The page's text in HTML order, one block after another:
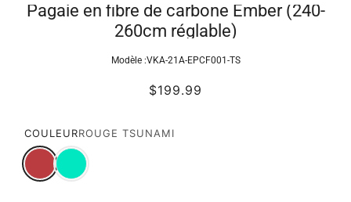
Pagaie en fibre de carbone Ember (240-
260cm réglable)
Modèle :VKA-21A-EPCF001-TS
$199.99
COULEURROUGE TSUNAMI